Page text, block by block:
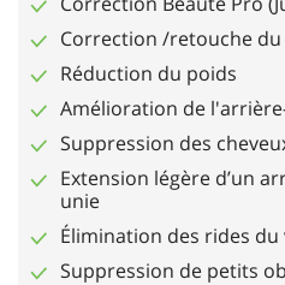
Correction /retouche
Réduction du poids
Amélioration de
Suppression des
Extension légère d’un
unie
Élimination des rides du
Suppression de petits